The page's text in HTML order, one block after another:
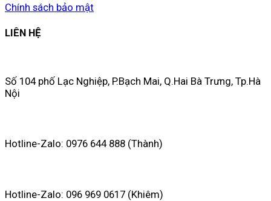
Chính sách bảo mật
LIÊN HỆ
Số 104 phố Lạc Nghiệp, P.Bạch Mai, Q.Hai Bà Trưng, Tp.Hà
Nội
Hotline-Zalo: 0976 644 888 (Thành)
Hotline-Zalo: 096 969 0617 (Khiêm)